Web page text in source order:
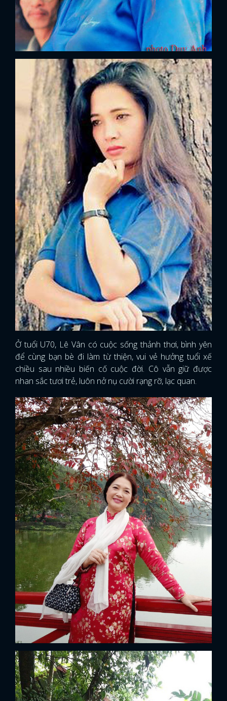
ĐĂNG NHẬP
Ở tuổi U70, Lê Vân có cuộc sống thảnh thơi, bình yên
để cùng bạn bè đi làm từ thiện, vui vẻ hưởng tuổi xế
chiều sau nhiều biến cố cuộc đời. Cô vẫn giữ được
nhan sắc tươi trẻ, luôn nở nụ cười rạng rỡ, lạc quan.